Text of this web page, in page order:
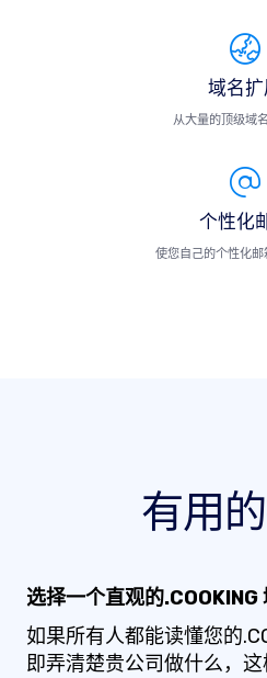
域名扩
从大量的顶级域
个性化
使您自己的个性化邮
有用
选择一个直观的.COOKING
如果所有人都能读懂您的
即弄清楚贵公司做什么，